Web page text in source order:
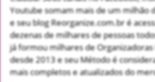
Youtube somam mais de um milhão
e seu blog Reorganize.com.br é
dezenas de milhares de pessoas
já formou milhares de
desde 2013 e seu Método é
mais completos e atualizados do